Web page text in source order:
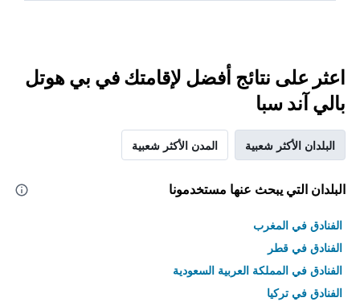
اعثر على نتائج أفضل لإقامتك في بي هوتل
بالي آند سبا
البلدان الأكثر شعبية المدن الأكثر شعبية
البلدان التي يبحث عنها مستخدمونا
الفنادق في المغرب
الفنادق في قطر
الفنادق في المملكة العربية السعودية
الفنادق في تركيا